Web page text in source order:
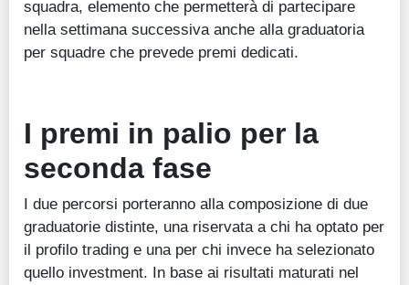
squadra, elemento che permetterà di partecipare
nella settimana successiva anche alla graduatoria
per squadre che prevede premi dedicati.
I premi in palio per la
seconda fase
I due percorsi porteranno alla composizione di due
graduatorie distinte, una riservata a chi ha optato per
il profilo trading e una per chi invece ha selezionato
quello investment. In base ai risultati maturati nel